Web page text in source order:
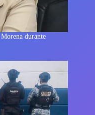
durante